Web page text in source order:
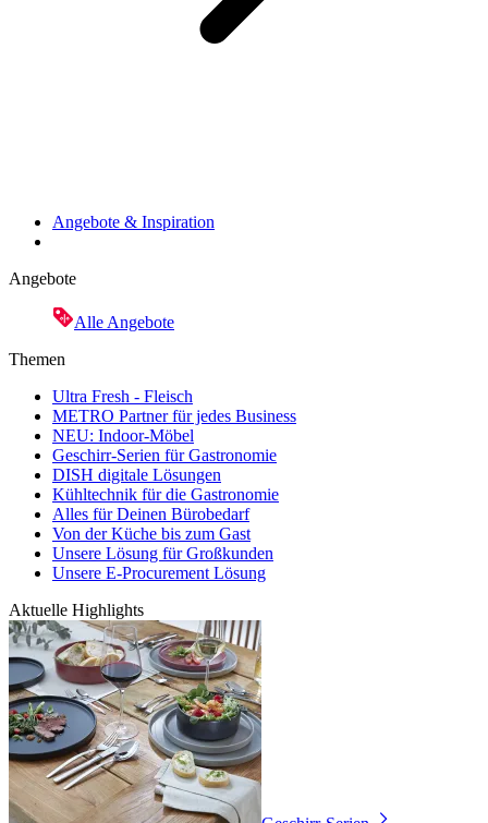
Angebote & Inspiration
Angebote
Alle Angebote
Themen
Ultra Fresh - Fleisch
METRO Partner für jedes Business
NEU: Indoor-Möbel
Geschirr-Serien für Gastronomie
DISH digitale Lösungen
Kühltechnik für die Gastronomie
Alles für Deinen Bürobedarf
Von der Küche bis zum Gast
Unsere Lösung für Großkunden
Unsere E-Procurement Lösung
Aktuelle Highlights